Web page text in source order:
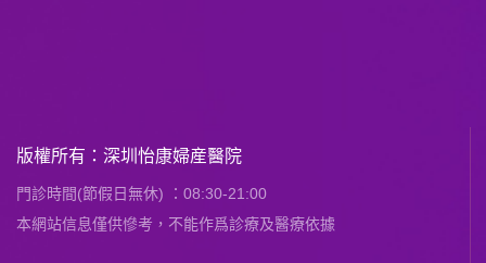
版權所有：深圳怡康婦産醫院
門診時間(節假日無休) ：08:30-21:00
本網站信息僅供慘考，不能作爲診療及醫療依據